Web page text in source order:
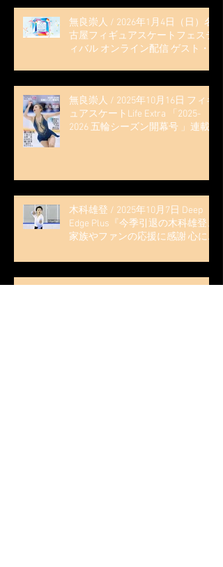
無良崇人 / 2026年1月4日（日）名
古屋フィギュアスケートフェステ
ィバル オンライン配信 ゲスト・
無良崇人 / 2025年10月16日 フィギ
ュアスケートLife Extra 「2025-
2026 五輪シーズン開幕号 」連載
木科雄登 / 2025年10月7日 Deep
Edge Plus『今季引退の木科雄登、
家族やファンの応援に感謝 心に響
見に来て」』